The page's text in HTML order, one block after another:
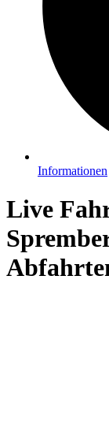
Informationen
Live